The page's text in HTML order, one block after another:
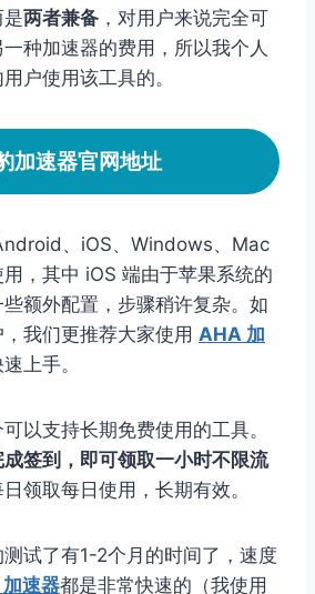
两者兼备 ，对用户来说完全可
种加速器的费用，所以我个人
户使用该工具的。
加速器官网地址
、iOS、Windows、Mac
，其中 iOS 端由于苹果系统的
额外配置，步骤稍许复杂。如
我们更推荐大家使用 AHA 加
上手。
以支持长期免费使用的工具。
签到，即可领取一小时不限流
领取每日使用，长期有效。
试了有1-2个月的时间了，速度
速器都是非常快速的（我使用